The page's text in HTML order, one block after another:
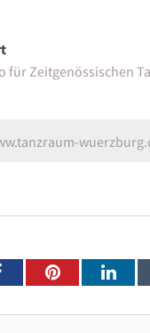
für Zeitgenössischen
FacebookPinterest